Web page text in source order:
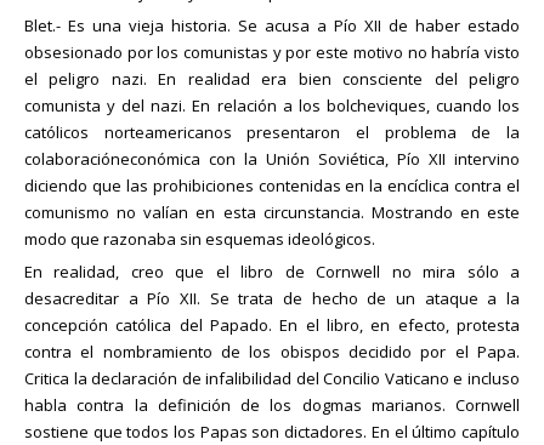
Blet.- Es una vieja historia. Se acusa a Pío XII de haber estado
obsesionado por los comunistas y por este motivo no habría visto
el peligro nazi. En realidad era bien consciente del peligro
comunista y del nazi. En relación a los bolcheviques, cuando los
católicos norteamericanos presentaron el problema de la
colaboracióneconómica con la Unión Soviética, Pío XII intervino
diciendo que las prohibiciones contenidas en la encíclica contra el
comunismo no valían en esta circunstancia. Mostrando en este
modo que razonaba sin esquemas ideológicos.
En realidad, creo que el libro de Cornwell no mira sólo a
desacreditar a Pío XII. Se trata de hecho de un ataque a la
concepción católica del Papado. En el libro, en efecto, protesta
contra el nombramiento de los obispos decidido por el Papa.
Critica la declaración de infalibilidad del Concilio Vaticano e incluso
habla contra la definición de los dogmas marianos. Cornwell
sostiene que todos los Papas son dictadores. En el último capítulo